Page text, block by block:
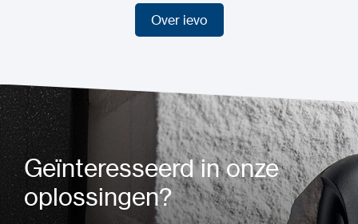
Over ievo
Geïnteresseerd in onze
oplossingen?